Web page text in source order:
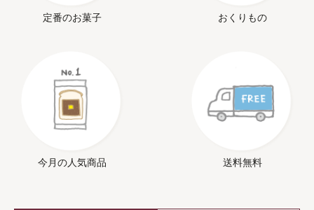
定番のお菓子 おくりもの
今月の人気商品 送料無料